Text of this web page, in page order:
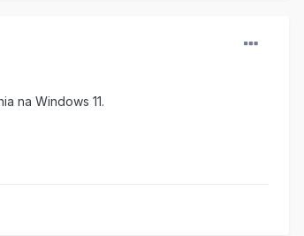
na Windows 11.